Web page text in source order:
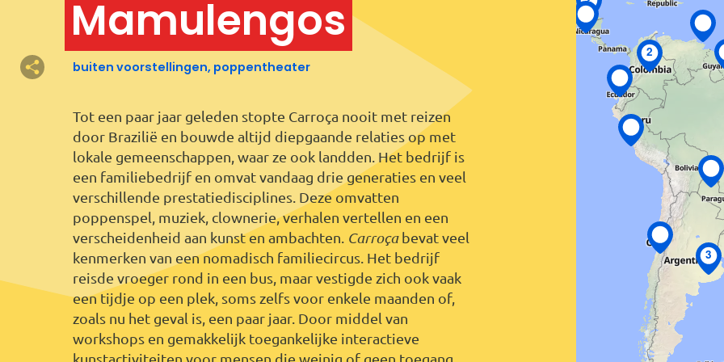
Melissa Fortes
Europe, The Netherlands,
Rotterdam
music
Melissa Fortes
muziek
Mamulengos
buiten voorstellingen, poppentheater
Tot een paar jaar geleden stopte Carroça nooit met reizen
door Brazilië en bouwde altijd diepgaande relaties op met
lokale gemeenschappen, waar ze ook landden. Het bedrijf is
een familiebedrijf en omvat vandaag drie generaties en veel
verschillende prestatiedisciplines. Deze omvatten
poppenspel, muziek, clownerie, verhalen vertellen en een
verscheidenheid aan kunst en ambachten. Carroçabevat veel
kenmerken van een nomadisch familiecircus. Het bedrijf
reisde vroeger rond in een bus, maar vestigde zich ook vaak
een tijdje op een plek, soms zelfs voor enkele maanden of,
zoals nu het geval is, een paar jaar. Door middel van
workshops en gemakkelijk toegankelijke interactieve
kunstactiviteiten voor mensen die weinig of geen toegang
2
3